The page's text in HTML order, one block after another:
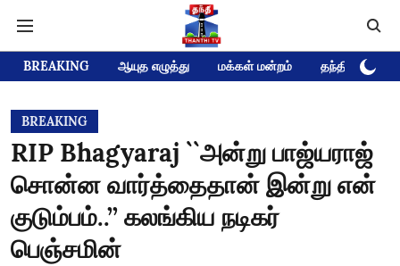
BREAKING ஆயுத எழுத்து மக்கள் மன்றம் தந்தி டிவி
BREAKING
RIP Bhagyaraj ``அன்று பாஜ்யராஜ்
சொன்ன வார்த்தைதான் இன்று என்
குடும்பம்..’’ கலங்கிய நடிகர்
பெஞ்சமின்